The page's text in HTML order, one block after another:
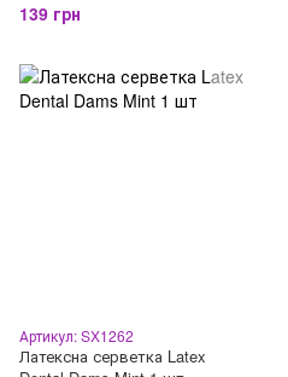
139 грн
Артикул: SX1262
Латексна серветка Latex